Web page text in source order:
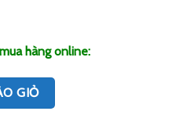
hàng online:
GIỎ